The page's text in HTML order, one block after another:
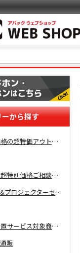
から探す
続々追加！激安価格の超特価アウトレットセール開催！
電話通販センター超特別価格ご相談コーナー！
高画質スクリーン&プロジェクターセット超特価！
大型スピーカー設置サービス対象商品！
販